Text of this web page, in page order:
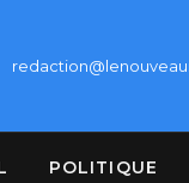
POLITIQUE